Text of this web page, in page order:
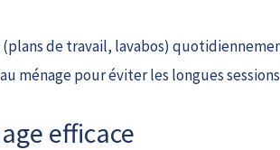
de travail, lavabos)
ménage pour éviter les longues
efficace